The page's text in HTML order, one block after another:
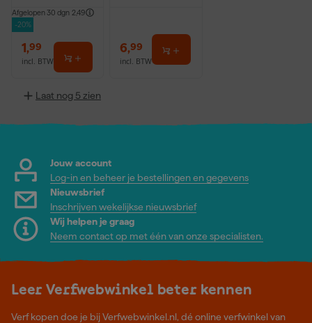
Afgelopen 30 dgn 2,49
-20%
1,99
incl. BTW
6,99
incl. BTW
Laat nog 5 zien
Jouw account
Log-in en beheer je bestellingen en gegevens
Nieuwsbrief
Inschrijven wekelijkse nieuwsbrief
Wij helpen je graag
Neem contact op met één van onze specialisten.
Leer Verfwebwinkel beter kennen
Verf kopen doe je bij Verfwebwinkel.nl, dé online verfwinkel van